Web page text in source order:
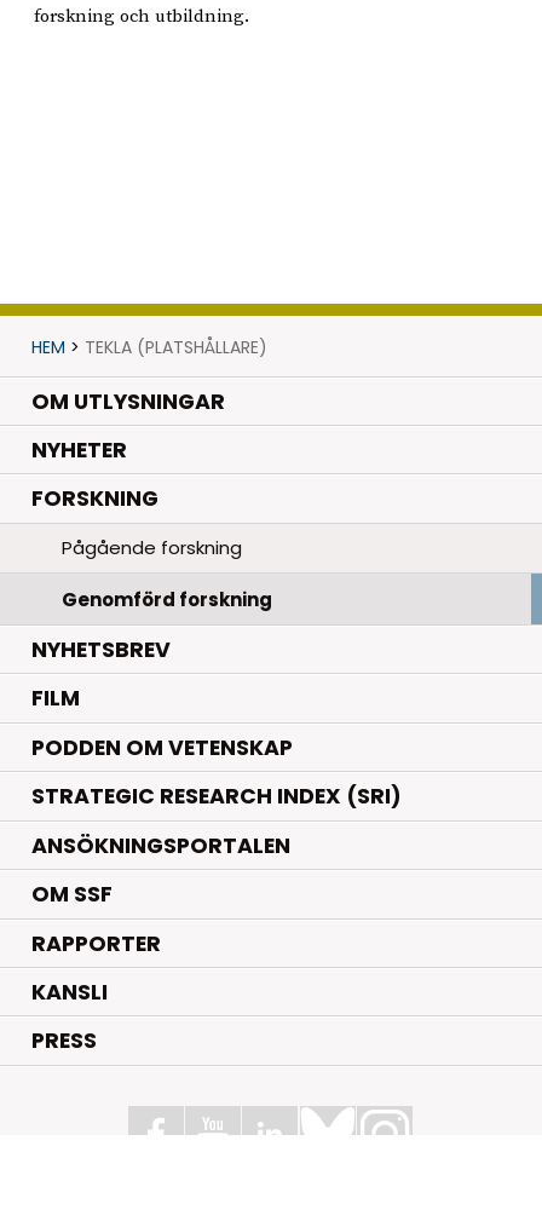
forskning och utbildning.
HEM > TEKLA (PLATSHÅLLARE)
OM UTLYSNINGAR
NYHETER.
FORSKNING.
Pågående forskning
Genomförd forskning
NYHETSBREV
FILM
PODDEN OM VETENSKAP
STRATEGIC RESEARCH INDEX (SRI)
ANSÖKNINGSPORTALEN
OM SSF
RAPPORTER
KANSLI
PRESS